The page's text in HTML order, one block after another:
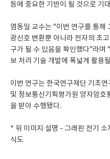
등에 중요한 기반이 될 것으로 기
염동일 교수는 “이번 연구를 통해
광신호 변환뿐 아니라 전자의 초
구가 될 수 있음을 확인했다”라며
보 처리 기술 개발에 폭넓게 활용
이번 연구는 한국연구재단 기초
및 정보통신기획평가원 양자암호
을 받아 수행됐다.
* 위 이미지 설명 - 그래핀 전기
식도